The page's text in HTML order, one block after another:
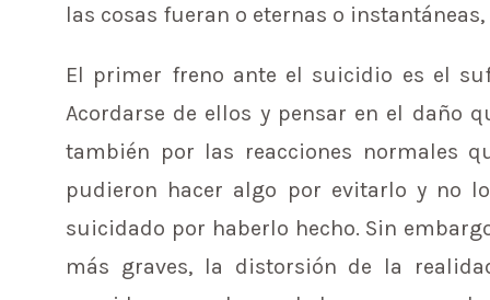
las cosas fueran o eternas o
El primer freno ante el suicidio es el
Acordarse de ellos y pensar en el daño
también por las reacciones normales
pudieron hacer algo por evitarlo y no
suicidado por haberlo hecho. Sin
más graves, la distorsión de la